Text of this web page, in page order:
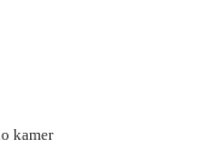
kamer